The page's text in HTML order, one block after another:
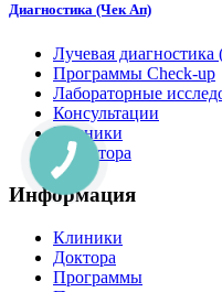
Диагностика (Чек Ап)
Лучевая диагностика
Программы Check-up
Лабораторные
Консультации
Клиники
Доктора
Информация
Клиники
Доктора
Программы